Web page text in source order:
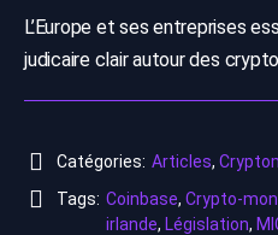
L’Europe et ses entreprises
judicaire clair autour des
Catégories: Articles,
Tags: Coinbase, Crypto-
irlande, Législation,